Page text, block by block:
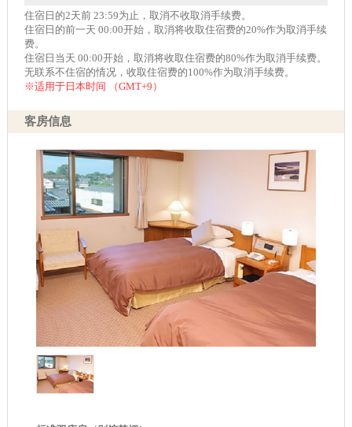
住宿日的2天前 23:59为止，取消不收取消手续费。
住宿日的前一天 00:00开始，取消将收取住宿费的20%作为取消手续
费。
住宿日当天 00:00开始，取消将收取住宿费的80%作为取消手续费。
无联系不住宿的情况，收取住宿费的100%作为取消手续费。
※适用于日本时间 （GMT+9）
客房信息